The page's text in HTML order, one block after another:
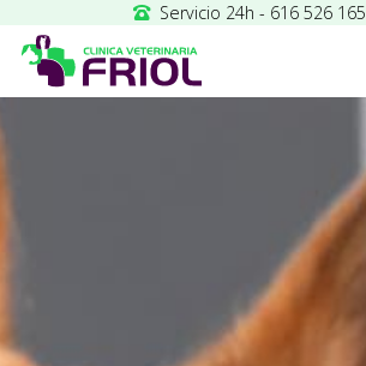
Servicio 24h - 616 526 165